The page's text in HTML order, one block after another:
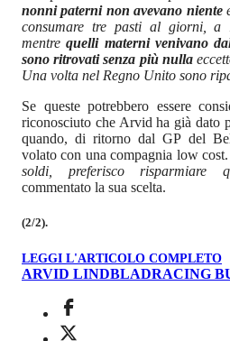
nonni paterni non avevano niente
consumare tre pasti al giorni, a
mentre quelli materni venivano
sono ritrovati senza più nulla
Una volta nel Regno Unito sono
Se queste potrebbero essere
riconosciuto che Arvid ha già dato
quando, di ritorno dal GP del
volato con una compagnia low cost.
soldi, preferisco risparmiare
commentato la sua scelta.
(2/2).
LEGGI L'ARTICOLO COMPLETO
ARVID LINDBLADRACING